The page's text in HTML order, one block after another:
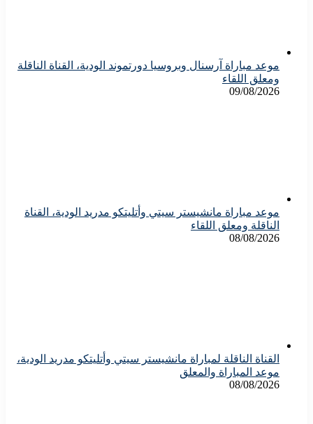
موعد مباراة آرسنال وبروسيا دورتموند الودية، القناة الناقلة
ومعلق اللقاء
09/08/2026
موعد مباراة مانشيستر سيتي وأتليتكو مدريد الودية، القناة
الناقلة ومعلق اللقاء
08/08/2026
القناة الناقلة لمباراة مانشيستر سيتي وأتليتكو مدريد الودية،
موعد المباراة والمعلق
08/08/2026